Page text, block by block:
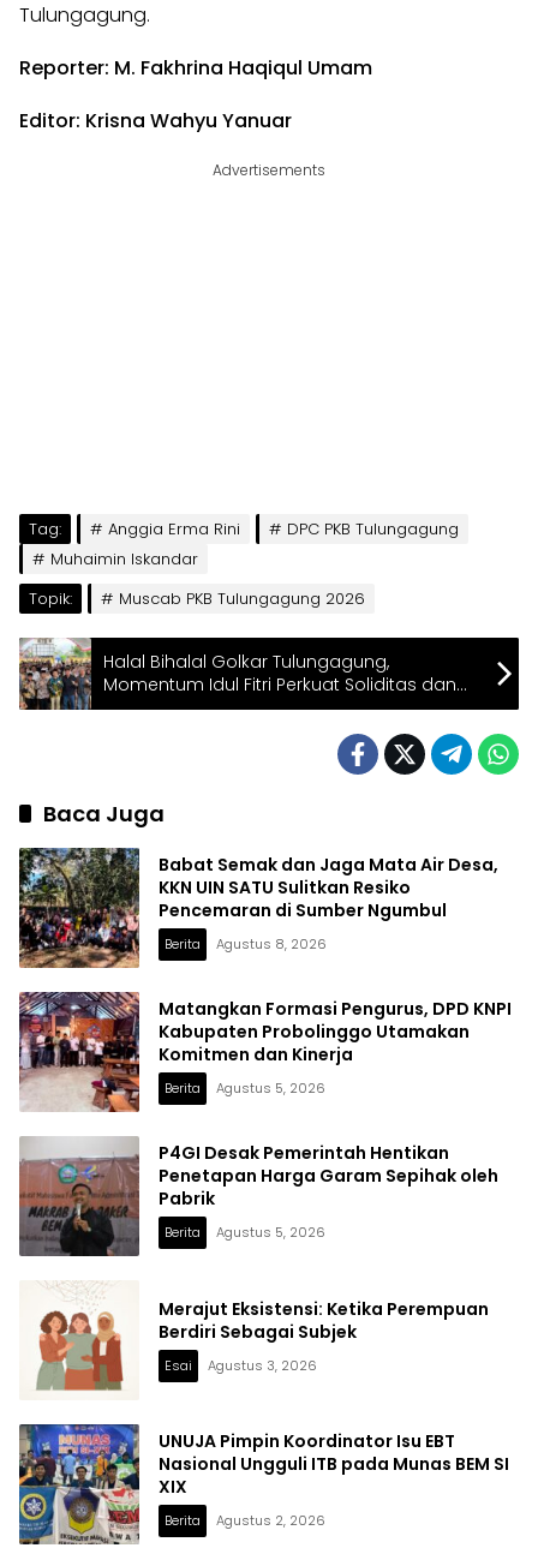
Tulungagung.
Reporter: M. Fakhrina Haqiqul Umam
Editor: Krisna Wahyu Yanuar
Advertisements
Tag: Anggia Erma Rini
DPC PKB Tulungagung
Muhaimin Iskandar
Topik:
Muscab PKB Tulungagung 2026
Halal Bihalal Golkar Tulungagung,
Momentum Idul Fitri Perkuat Soliditas dan
Program Inovatif
Baca Juga
Babat Semak dan Jaga Mata Air Desa,
KKN UIN SATU Sulitkan Resiko
Pencemaran di Sumber Ngumbul
Berita Agustus 8, 2026
Matangkan Formasi Pengurus, DPD KNPI
Kabupaten Probolinggo Utamakan
Komitmen dan Kinerja
Berita Agustus 5, 2026
P4GI Desak Pemerintah Hentikan
Penetapan Harga Garam Sepihak oleh
Pabrik
Berita Agustus 5, 2026
Merajut Eksistensi: Ketika Perempuan
Berdiri Sebagai Subjek
Esai Agustus 3, 2026
UNUJA Pimpin Koordinator Isu EBT
Nasional Ungguli ITB pada Munas BEM SI
XIX
Berita Agustus 2, 2026